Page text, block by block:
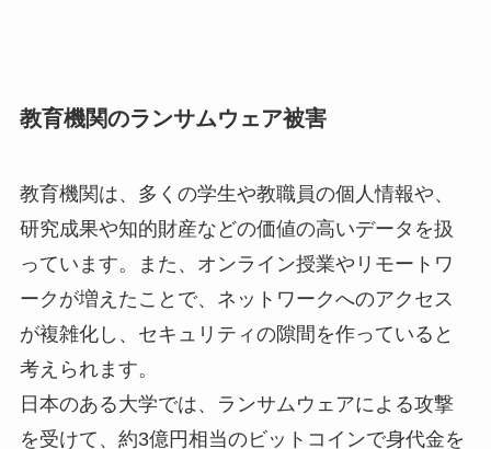
教育機関のランサムウェア被害
教育機関は、多くの学生や教職員の個人情報や、
研究成果や知的財産などの価値の高いデータを扱
っています。また、オンライン授業やリモートワ
ークが増えたことで、ネットワークへのアクセス
が複雑化し、セキュリティの隙間を作っていると
考えられます。
日本のある大学では、ランサムウェアによる攻撃
を受けて、約3億円相当のビットコインで身代金を